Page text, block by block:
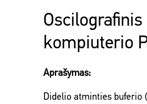
kompiuterio
Aprašymas:
Didelio atminties buferio